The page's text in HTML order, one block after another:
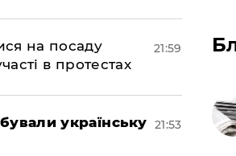
на посаду
в протестах
21:59
українську 21:53